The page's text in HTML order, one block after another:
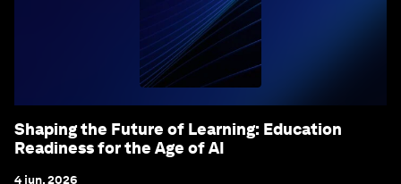
Shaping the Future of Learning: Education
Readiness for the Age of AI
4 jun. 2026